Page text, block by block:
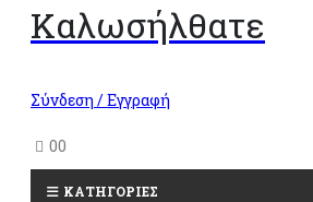
Καλωσήλθατε
Σύνδεση / Εγγραφή
00
ΚΑΤΗΓΟΡΙΕΣ